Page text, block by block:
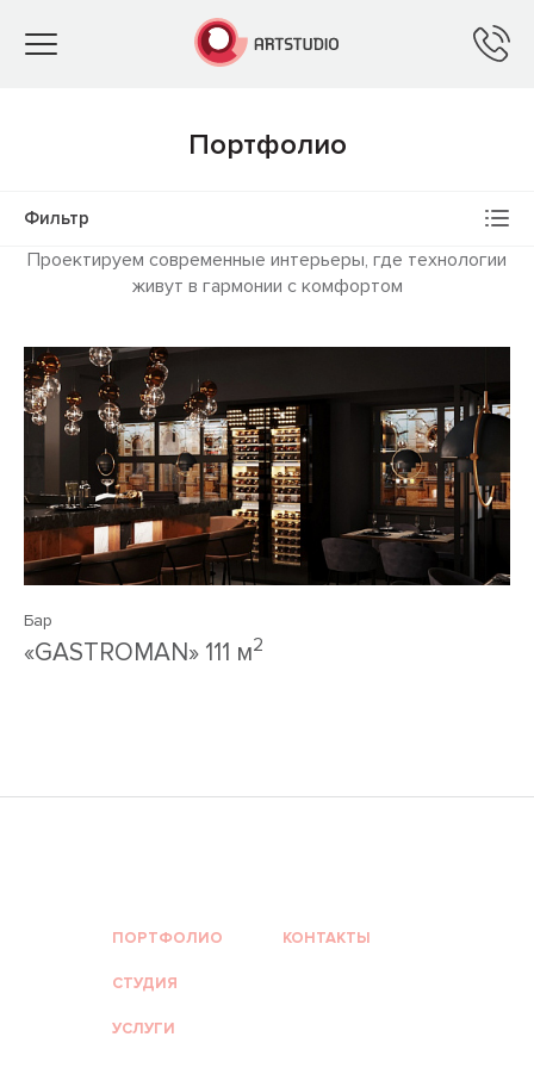
Toggle
Портфолио
Фильтр
Проектируем современные интерьеры, где технологии
живут в гармонии с комфортом
Бар
«GASTROMAN» 111 м2
ПОРТФОЛИО
СТУДИЯ
УСЛУГИ
КОНТАКТЫ